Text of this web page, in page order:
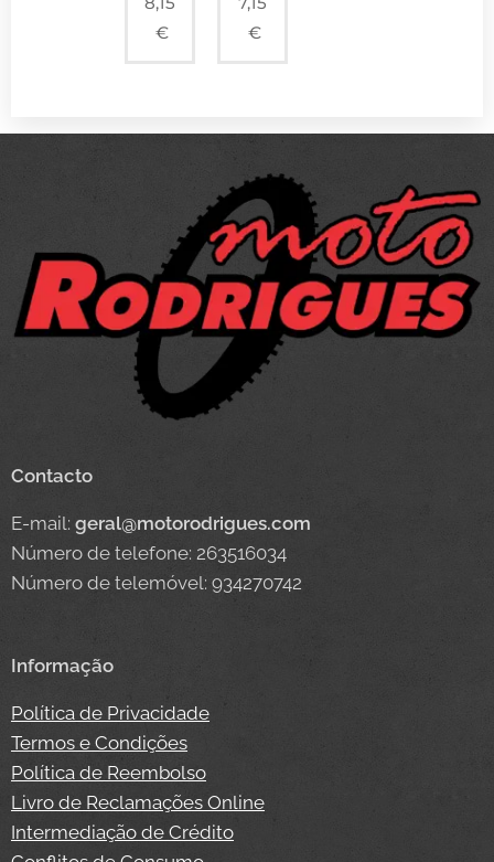
€
€
Contacto
E-mail: geral@motorodrigues.com
Número de telefone: 263516034
Número de telemóvel: 934270742
Informação
Política de Privacidade
Termos e Condições
Política de Reembolso
Livro de Reclamações Online
Intermediação de Crédito